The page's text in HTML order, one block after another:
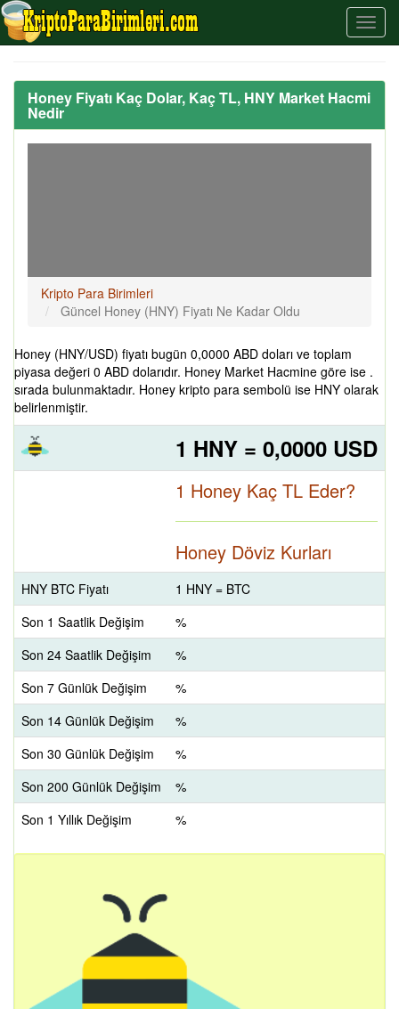
Honey Fiyatı Kaç Dolar, Kaç TL, HNY Market Hacmi
Nedir
Kripto Para Birimleri
Güncel Honey (HNY) Fiyatı Ne Kadar Oldu
Honey (HNY/USD) fiyatı bugün 0,0000 ABD doları ve toplam
piyasa değeri 0 ABD dolarıdır. Honey Market Hacmine göre ise .
sırada bulunmaktadır. Honey kripto para sembolü ise HNY olarak
belirlenmiştir.
1 HNY = 0,0000 USD
1 Honey Kaç TL Eder?
Honey Döviz Kurları
HNY BTC Fiyatı
1 HNY = BTC
Son 1 Saatlik Değişim
%
Son 24 Saatlik Değişim
%
Son 7 Günlük Değişim
%
Son 14 Günlük Değişim
%
Son 30 Günlük Değişim
%
Son 200 Günlük Değişim
%
Son 1 Yıllık Değişim
%